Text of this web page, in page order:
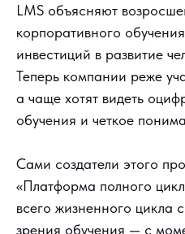
LMS объясняют
корпоративного
инвестиций в развитие
Теперь компании реже
а чаще хотят видеть
обучения и четкое
Сами создатели этого
«Платформа полного
всего жизненного цикла
зрения обучения — с